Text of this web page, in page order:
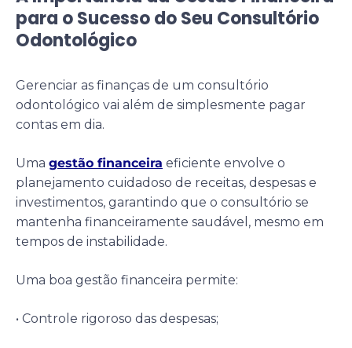
para o Sucesso do Seu Consultório
Odontológico
Gerenciar as finanças de um consultório
odontológico vai além de simplesmente pagar
contas em dia.
Uma gestão financeira eficiente envolve o
planejamento cuidadoso de receitas, despesas e
investimentos, garantindo que o consultório se
mantenha financeiramente saudável, mesmo em
tempos de instabilidade.
Uma boa gestão financeira permite:
• Controle rigoroso das despesas;